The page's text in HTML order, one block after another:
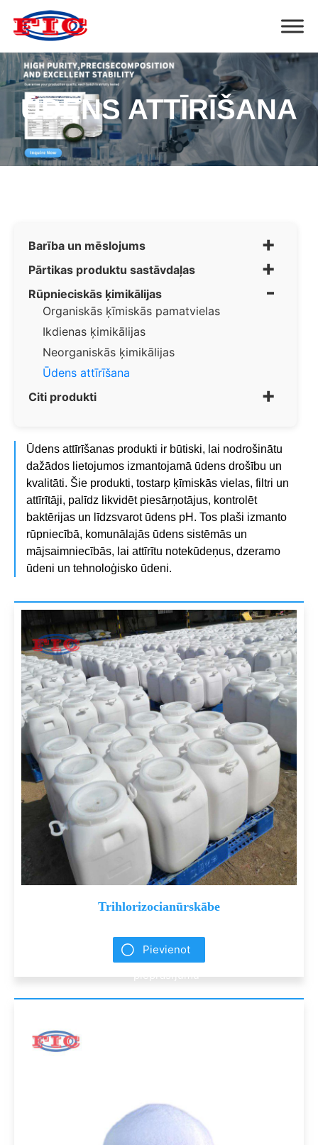
ŪDENS ATTĪRĪŠANA
Barība un mēslojums +
Pārtikas produktu sastāvdaļas +
Rūpnieciskās ķimikālijas -
Organiskās ķīmiskās pamatvielas
Ikdienas ķimikālijas
Neorganiskās ķimikālijas
Ūdens attīrīšana
Citi produkti
+
Ūdens attīrīšanas produkti ir būtiski, lai nodrošinātu
dažādos lietojumos izmantojamā ūdens drošību un
kvalitāti. Šie produkti, tostarp ķīmiskās vielas, filtri un
attīrītāji, palīdz likvidēt piesārņotājus, kontrolēt
baktērijas un līdzsvarot ūdens pH. Tos plaši izmanto
rūpniecībā, komunālajās ūdens sistēmās un
mājsaimniecībās, lai attīrītu notekūdeņus, dzeramo
ūdeni un tehnoloģisko ūdeni.
Trihlorizocianūrskābe
Pievienot
pieprasījumu